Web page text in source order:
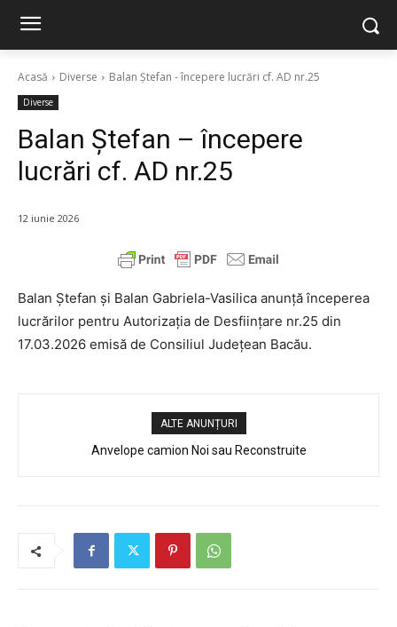
Acasă Diverse Balan Ștefan - începere lucrări cf. AD nr.25
Diverse
Balan Ștefan – începere
lucrări cf. AD nr.25
12 iunie 2026
Balan Ștefan și Balan Gabriela-Vasilica anunță începerea
lucrărilor pentru Autorizația de Desființare nr.25 din
17.03.2026 emisă de Consiliul Județean Bacău.
ALTE ANUNȚURI
Anvelope camion Noi sau Reconstruite